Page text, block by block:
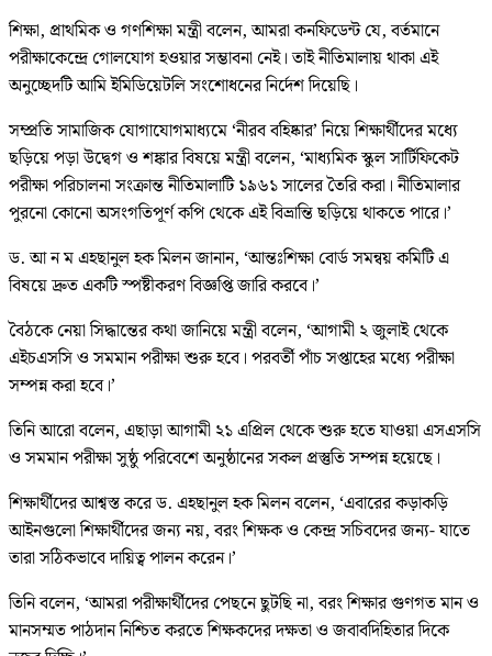
শিক্ষা, প্রাথমিক ও গণশিক্ষা মন্ত্রী বলেন, আমরা কনফিডেন্ট যে, বর্তমানে
পরীক্ষাকেন্দ্রে গোলযোগ হওয়ার সম্ভাবনা নেই। তাই নীতিমালায় থাকা এই
অনুচ্ছেদটি আমি ইমিডিয়েটলি সংশোধনের নির্দেশ দিয়েছি।
সম্প্রতি সামাজিক যোগাযোগমাধ্যমে ‘নীরব বহিষ্কার’ নিয়ে শিক্ষার্থীদের মধ্যে
ছড়িয়ে পড়া উদ্বেগ ও শঙ্কার বিষয়ে মন্ত্রী বলেন, ‘মাধ্যমিক স্কুল সার্টিফিকেট
পরীক্ষা পরিচালনা সংক্রান্ত নীতিমালাটি ১৯৬১ সালের তৈরি করা। নীতিমালার
পুরনো কোনো অসংগতিপূর্ণ কপি থেকে এই বিভ্রান্তি ছড়িয়ে থাকতে পারে।’
ড. আ ন ম এহছানুল হক মিলন জানান, ‘আন্তঃশিক্ষা বোর্ড সমন্বয় কমিটি এ
বিষয়ে দ্রুত একটি স্পষ্টীকরণ বিজ্ঞপ্তি জারি করবে।’
বৈঠকে নেয়া সিদ্ধান্তের কথা জানিয়ে মন্ত্রী বলেন, ‘আগামী ২ জুলাই থেকে
এইচএসসি ও সমমান পরীক্ষা শুরু হবে। পরবর্তী পাঁচ সপ্তাহের মধ্যে পরীক্ষা
সম্পন্ন করা হবে।’
তিনি আরো বলেন, এছাড়া আগামী ২১ এপ্রিল থেকে শুরু হতে যাওয়া এসএসসি
ও সমমান পরীক্ষা সুষ্ঠু পরিবেশে অনুষ্ঠানের সকল প্রস্তুতি সম্পন্ন হয়েছে।
শিক্ষার্থীদের আশ্বস্ত করে ড. এহছানুল হক মিলন বলেন, ‘এবারের কড়াকড়ি
আইনগুলো শিক্ষার্থীদের জন্য নয়, বরং শিক্ষক ও কেন্দ্র সচিবদের জন্য- যাতে
তারা সঠিকভাবে দায়িত্ব পালন করেন।’
তিনি বলেন, ‘আমরা পরীক্ষার্থীদের পেছনে ছুটছি না, বরং শিক্ষার গুণগত মান ও
মানসম্মত পাঠদান নিশ্চিত করতে শিক্ষকদের দক্ষতা ও জবাবদিহিতার দিকে